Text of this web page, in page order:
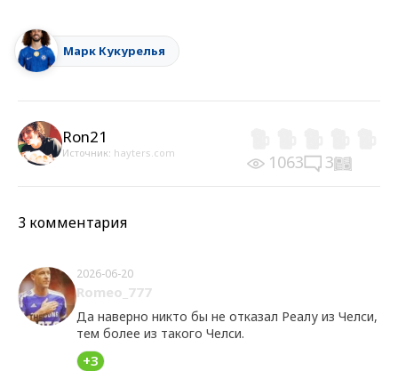
Марк Кукурелья
Ron21
Источник: hayters.com 1063 3
3 комментария
2026-06-20
Romeo_777
Да наверно никто бы не отказал Реалу из Челси,
тем более из такого Челси.
+3